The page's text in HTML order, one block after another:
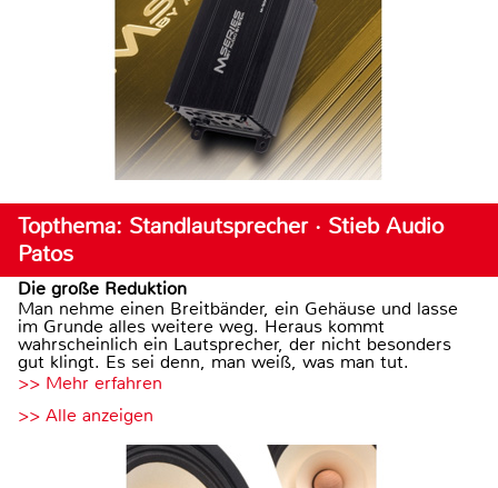
Topthema: Standlautsprecher · Stieb Audio
Patos
Die große Reduktion
Man nehme einen Breitbänder, ein Gehäuse und lasse
im Grunde alles weitere weg. Heraus kommt
wahrscheinlich ein Lautsprecher, der nicht besonders
gut klingt. Es sei denn, man weiß, was man tut.
>> Mehr erfahren
>> Alle anzeigen